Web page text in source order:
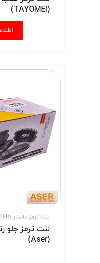
(TAYOMEI)
لنت ترمز داستر (DUSTER)
لنت ترمز جلو
(Aser)